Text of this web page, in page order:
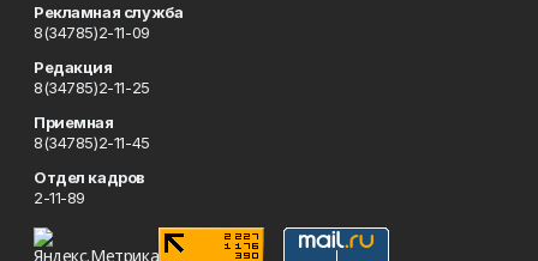
Рекламная служба
8(34785)2-11-09
Редакция
8(34785)2-11-25
Приемная
8(34785)2-11-45
Отдел кадров
2-11-89